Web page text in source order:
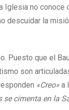
no conoce
descuidar la
Puesto que el
son
«Creo» a
se cimenta en la